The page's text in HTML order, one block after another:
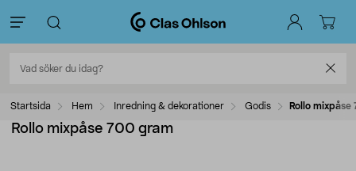
Startsida Hem Inredning & dekorationer Godis Rollo
Rollo mixpåse 700 gram